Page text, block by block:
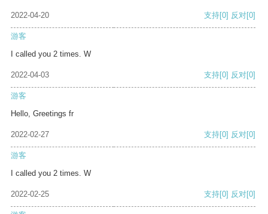
2022-04-20 支持[0] 反对[0]
游客
I called you 2 times. W
2022-04-03 支持[0] 反对[0]
游客
Hello, Greetings fr
2022-02-27 支持[0] 反对[0]
游客
I called you 2 times. W
2022-02-25 支持[0] 反对[0]